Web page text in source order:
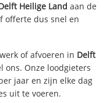
Heilige Land aan de
offerte dus snel en
of afvoeren in Delft
ons. Onze loodgieters
jaar en zijn elke dag
uit te voeren.